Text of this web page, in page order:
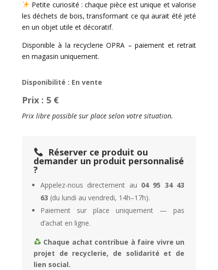
Petite curiosité : chaque pièce est unique et valorise
les déchets de bois, transformant ce qui aurait été jeté
en un objet utile et décoratif.
Disponible à la recyclerie OPRA – paiement et retrait
en magasin uniquement.
Disponibilité : En vente
Prix : 5 €
Prix libre possible sur place selon votre situation.
Réserver ce produit ou
demander un produit personnalisé
?
Appelez-nous directement au 04 95 34 43
63 (du lundi au vendredi, 14h–17h).
Paiement sur place uniquement — pas
d’achat en ligne.
Chaque achat contribue à faire vivre un
projet de recyclerie, de solidarité et de
lien social.